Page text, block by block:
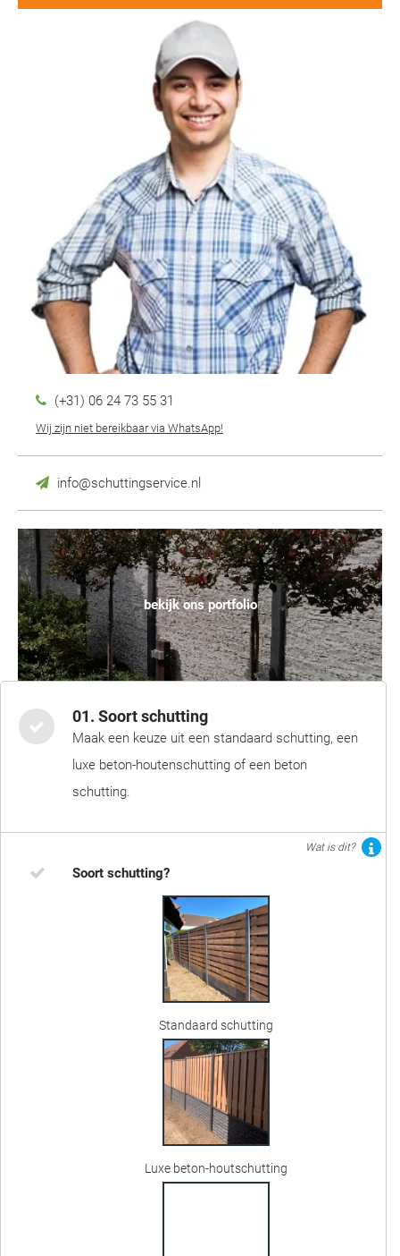
(+31) 06 24 73 55 31
Wij zijn niet bereikbaar via WhatsApp!
info@schuttingservice.nl
bekijk ons portfolio
01. Soort schutting
Maak een keuze uit een standaard schutting, een
luxe beton-houtenschutting of een beton
schutting.
Wat is dit?
Soort schutting?
Standaard schutting
Luxe beton-houtschutting